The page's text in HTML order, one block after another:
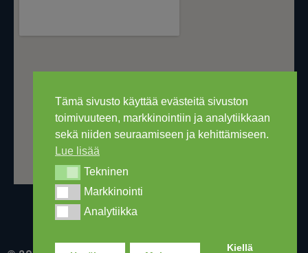
Tämä sivusto käyttää evästeitä sivuston
toimivuuteen, markkinointiin ja analytiikkaan
sekä niiden seuraamiseen ja kehittämiseen.
Lue lisää
TekninenTekninen
MarkkinointiMarkkinointi
AnalytiikkaAnalytiikka
Kiellä